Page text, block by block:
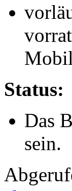
Status:
Das
sein.